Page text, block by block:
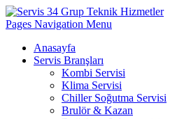
Pages Navigation Menu
Anasayfa
Servis Branşları
Kombi Servisi
Klima Servisi
Chiller Soğutma Servisi
Brulör & Kazan